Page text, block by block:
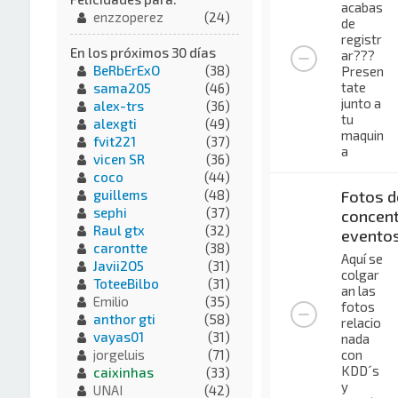
acabas
de
registr
ar???
Presen
tate
junto a
tu
maquin
a
Fotos
Aquí se
colgar
an las
fotos
relacio
nada
con
KDD´s
y
enzzoperez
(24)
En los próximos 30 días
BeRbErExO
(38)
sama205
(46)
alex-trs
(36)
alexgti
(49)
fvit221
(37)
vicen SR
(36)
coco
(44)
guillems
(48)
sephi
(37)
Raul gtx
(32)
carontte
(38)
Javii2O5
(31)
ToteeBilbo
(31)
Emilio
(35)
anthor gti
(58)
vayas01
(31)
jorgeluis
(71)
caixinhas
(33)
UNAI
(42)